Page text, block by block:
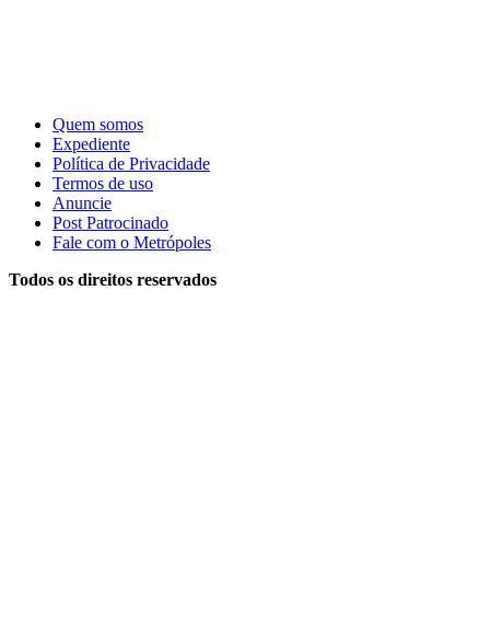
Quem somos
Expediente
Política de Privacidade
Termos de uso
Anuncie
Post Patrocinado
Fale com o Metrópoles
Todos os direitos reservados